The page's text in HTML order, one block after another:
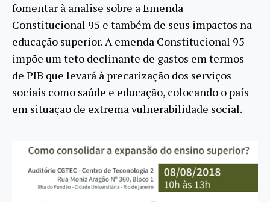
fomentar à analise sobre a Emenda
Constitucional 95 e também de seus impactos na
educação superior. A emenda Constitucional 95
impõe um teto declinante de gastos em termos
de PIB que levará à precarização dos serviços
sociais como saúde e educação, colocando o país
em situação de extrema vulnerabilidade social.